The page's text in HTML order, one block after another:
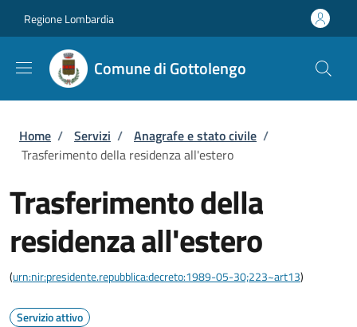
Regione Lombardia
Comune di Gottolengo
Briciole di pane
Home / Servizi / Anagrafe e stato civile /
Trasferimento della residenza all'estero
Trasferimento della
residenza all'estero
(urn:nir:presidente.repubblica:decreto:1989-05-30;223~art13)
Servizio attivo